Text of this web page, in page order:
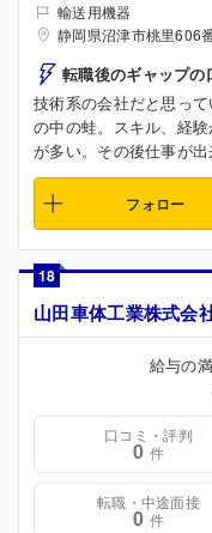
輸送用機器
静岡県沼津市桃里606
転職後のギャップの
技術系の会社だと思っ
の中の蛙。スキル、経
が多い。その後仕事が
フォロー
18
山田車体工業株式会
給与の
口コミ・評判
0 件
転職・中途面接
0 件